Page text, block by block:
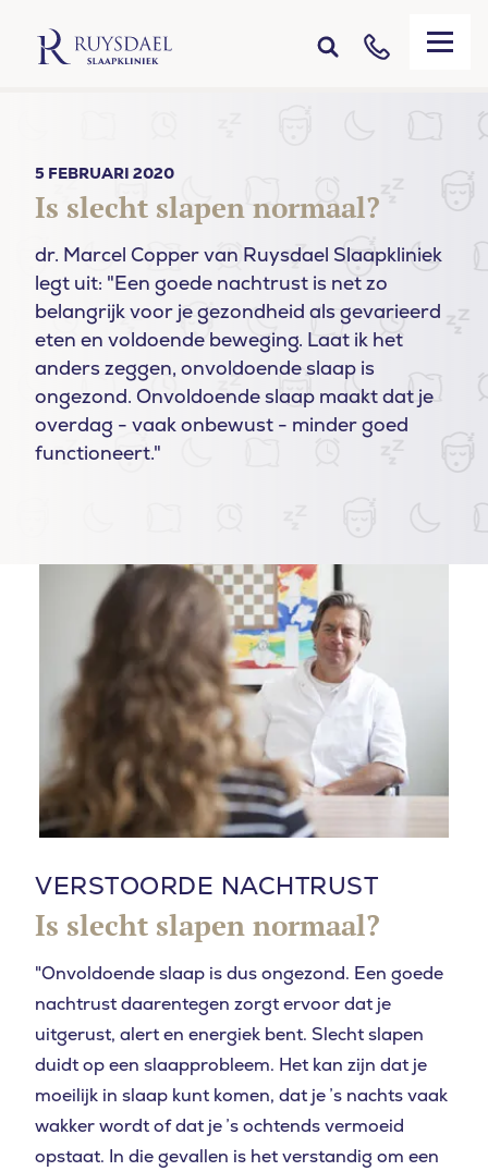
5 FEBRUARI 2020
Is slecht slapen normaal?
dr. Marcel Copper van Ruysdael Slaapkliniek
legt uit: "Een goede nachtrust is net zo
belangrijk voor je gezondheid als gevarieerd
eten en voldoende beweging. Laat ik het
anders zeggen, onvoldoende slaap is
ongezond. Onvoldoende slaap maakt dat je
overdag - vaak onbewust - minder goed
functioneert."
VERSTOORDE NACHTRUST
Is slecht slapen normaal?
"Onvoldoende slaap is dus ongezond. Een goede
nachtrust daarentegen zorgt ervoor dat je
uitgerust, alert en energiek bent. Slecht slapen
duidt op een slaapprobleem. Het kan zijn dat je
moeilijk in slaap kunt komen, dat je ’s nachts vaak
wakker wordt of dat je ’s ochtends vermoeid
opstaat. In die gevallen is het verstandig om een